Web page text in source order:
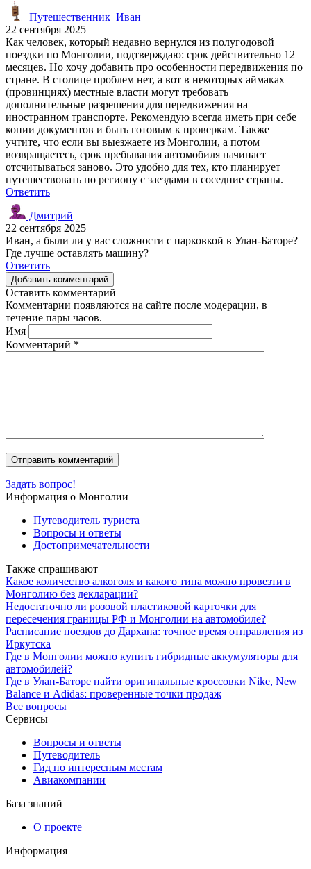
Путешественник_Иван
22 сентября 2025
Как человек, который недавно вернулся из полугодовой
поездки по Монголии, подтверждаю: срок действительно 12
месяцев. Но хочу добавить про особенности передвижения по
стране. В столице проблем нет, а вот в некоторых аймаках
(провинциях) местные власти могут требовать
дополнительные разрешения для передвижения на
иностранном транспорте. Рекомендую всегда иметь при себе
копии документов и быть готовым к проверкам. Также
учтите, что если вы выезжаете из Монголии, а потом
возвращаетесь, срок пребывания автомобиля начинает
отсчитываться заново. Это удобно для тех, кто планирует
путешествовать по региону с заездами в соседние страны.
Ответить
Дмитрий
22 сентября 2025
Иван, а были ли у вас сложности с парковкой в Улан-Баторе?
Где лучше оставлять машину?
Ответить
Добавить комментарий
Оставить комментарий
Комментарии появляются на сайте после модерации, в
течение пары часов.
Имя
Комментарий *
Задать вопрос!
Информация о Монголии
Путеводитель туриста
Вопросы и ответы
Достопримечательности
Также спрашивают
Какое количество алкоголя и какого типа можно провезти в
Монголию без декларации?
Недостаточно ли розовой пластиковой карточки для
пересечения границы РФ и Монголии на автомобиле?
Расписание поездов до Дархана: точное время отправления из
Иркутска
Где в Монголии можно купить гибридные аккумуляторы для
автомобилей?
Где в Улан-Баторе найти оригинальные кроссовки Nike, New
Balance и Adidas: проверенные точки продаж
Все вопросы
Сервисы
Вопросы и ответы
Путеводитель
Гид по интересным местам
Авиакомпании
База знаний
О проекте
Информация